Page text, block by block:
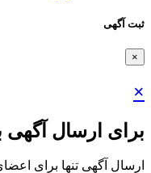
ثبت آگهی
×
×
برای ارسال آگهی
ارسال آگهی تنها برای